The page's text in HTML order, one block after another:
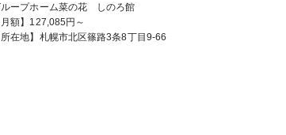
ループホーム菜の花 しのろ館
月額】127,085円～
所在地】札幌市北区篠路3条8丁目9-66